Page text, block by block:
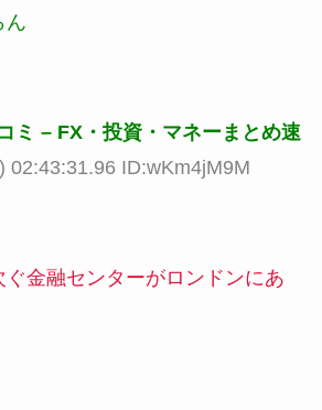
ん
ミ – FX・投資・マネーまとめ速
02:43:31.96 ID:wKm4jM9M
金融センターがロンドンにあ